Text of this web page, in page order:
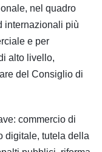
nel quadro
internazionali più
e per
alto livello,
del Consiglio di
commercio di
digitale, tutela della